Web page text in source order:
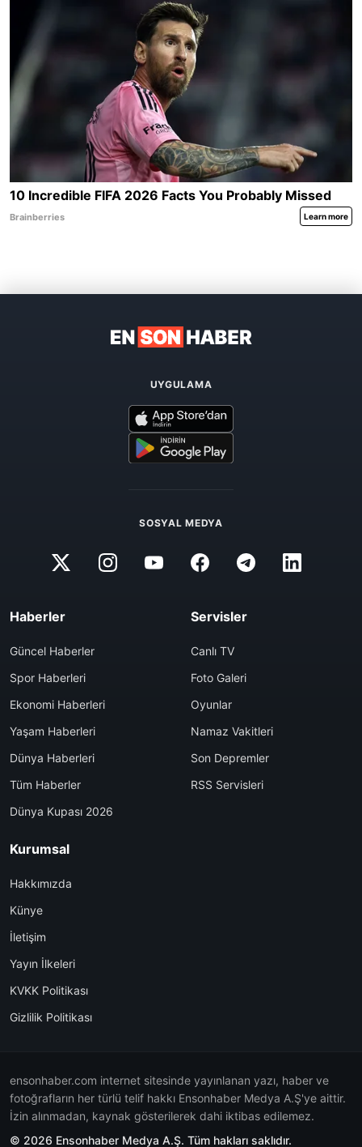
UYGULAMA
SOSYAL MEDYA
Haberler
Güncel Haberler
Spor Haberleri
Ekonomi Haberleri
Yaşam Haberleri
Dünya Haberleri
Tüm Haberler
Dünya Kupası 2026
Servisler
Canlı TV
Foto Galeri
Oyunlar
Namaz Vakitleri
Son Depremler
RSS Servisleri
Kurumsal
Hakkımızda
Künye
İletişim
Yayın İlkeleri
KVKK Politikası
Gizlilik Politikası
ensonhaber.com internet sitesinde yayınlanan yazı, haber ve
fotoğrafların her türlü telif hakkı Ensonhaber Medya A.Ş'ye aittir.
İzin alınmadan, kaynak gösterilerek dahi iktibas edilemez.
© 2026 Ensonhaber Medya A.Ş. Tüm hakları saklıdır.